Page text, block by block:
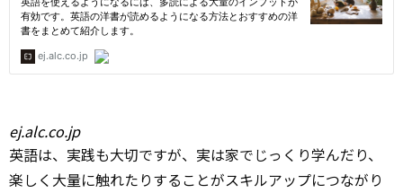
ej.alc.co.jp
英語は、実践も大切ですが、実は家でじっくり学んだり、
楽しく大量に触れたりすることがスキルアップにつながり